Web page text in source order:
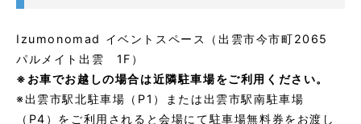
Izumonomad イベントスペース（出雲市今市町2065
パルメイト出雲 1F）
※お車でお越しの場合は近隣駐車場をご利用ください。
※出雲市駅北駐車場（P1）または出雲市駅南駐車場
（P4）をご利用されると会場にて駐車場無料券をお渡し